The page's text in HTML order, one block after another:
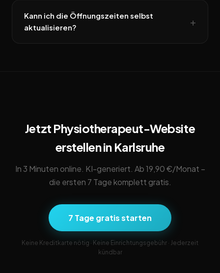
Kann ich die Öffnungszeiten selbst
aktualisieren?
Jetzt Physiotherapeut-Website
erstellen in Karlsruhe
In 3 Minuten online. KI-generiert. Ab 19,90 €/Monat –
die ersten 7 Tage komplett gratis.
7 Tage gratis starten
Keine Kreditkarte nötig · Keine Einrichtungsgebühr · Jederzeit
kündbar